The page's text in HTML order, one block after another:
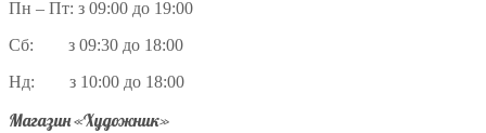
Пн – Пт: з 09:00 до 19:00
Сб: з 09:30 до 18:00
Нд: з 10:00 до 18:00
Магазин «Художник»